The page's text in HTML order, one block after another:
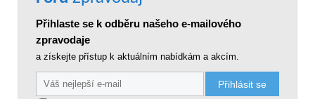
Přihlaste se k odběru našeho e-mailového
zpravodaje
a získejte přístup k aktuálním nabídkám a akcím.
Přihlásit se